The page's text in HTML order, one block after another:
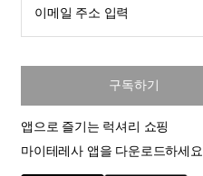
이메일 주소 입력
구독하기
앱으로 즐기는 럭셔리 쇼핑
마이테레사 앱을 다운로드하세요